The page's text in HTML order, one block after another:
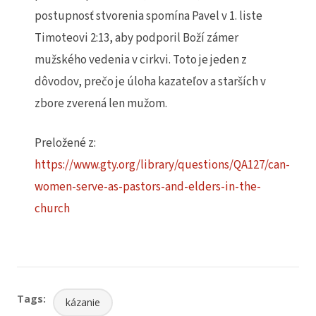
postupnosť stvorenia spomína Pavel v 1. liste
Timoteovi 2:13, aby podporil Boží zámer
mužského vedenia v cirkvi. Toto je jeden z
dôvodov, prečo je úloha kazateľov a starších v
zbore zverená len mužom.
Preložené z:
https://www.gty.org/library/questions/QA127/can-
women-serve-as-pastors-and-elders-in-the-
church
Tags: kázanie